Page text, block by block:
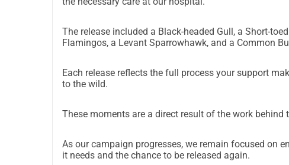
Τα πιο πολλά αναρρώνουν και πετούν ελεύθερα.
επιστροφής στην φύση, μένουν πάντα
Τι Πετυχαίνετε με την Δωρεά σας
• €50 ταΐζουν και φροντίζουν ένα μικρό πουλί για
• €100 υποστηρίζουν τη φροντίδα ενός
• €120 χρηματοδοτούν μια σωτήρια χειρουργική
The release included a Black-headed Gull, a Short-
Flamingos, a Levant Sparrowhawk, and a Common
Each release reflects the full process your support
to the wild.
These moments are a direct result of the work
As our campaign progresses, we remain focused on
it needs and the chance to be released again.